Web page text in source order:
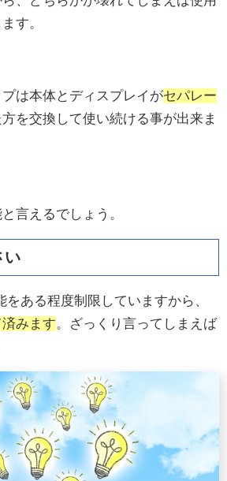
す。
は本体とディスプレイがセパレー
を交換して使い続ける事が出来ま
言えるでしょう。
い
ある程度制限していますから、
みます。ざっくり言ってしまえば